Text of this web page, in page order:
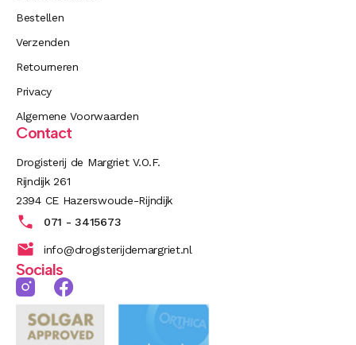
Bestellen
Verzenden
Retourneren
Privacy
Algemene Voorwaarden
Contact
Drogisterij de Margriet V.O.F.
Rijndijk 261
2394 CE Hazerswoude-Rijndijk
071 - 3415673
info@drogisterijdemargriet.nl
Socials